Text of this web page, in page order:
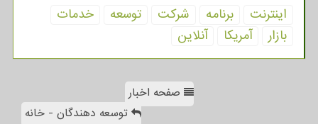
اینترنت برنامه شركت توسعه
خدمات
بازار
آمریكا آنلاین
صفحه اخبار
توسعه دهندگان - خانه